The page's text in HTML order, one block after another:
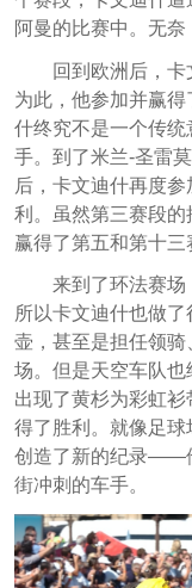
阿曼的比赛中。无奈
回到欧洲后，卡
为此，他参加并赢
什终究不是一个传
手。到了米兰-圣雷
后，卡文迪什再度
利。虽然第三赛段
赢得了第五和第十三
来到了环法赛场
所以卡文迪什也做了
壶，甚至是担任领骑
场。但是天空车队
出现了黄杉为彩虹
得了胜利。就像足
创造了新的纪录——
街冲刺的车手。